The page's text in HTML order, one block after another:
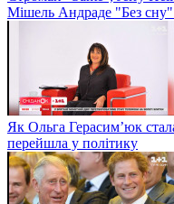
Мішель Андраде "Без
Як Ольга Герасим’юк
перейшла у політику